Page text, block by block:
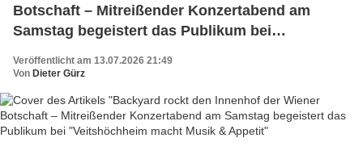
Botschaft – Mitreißender Konzertabend am
Samstag begeistert das Publikum bei
Veröffentlicht am 13.07.2026 21:49
Von Dieter Gürz